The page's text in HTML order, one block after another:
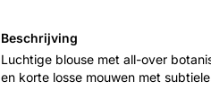
Beschrijving
Luchtige blouse met all-over
en korte losse mouwen met